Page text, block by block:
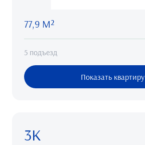
77,9 М²
5 подъезд
Показать квартиру
3К